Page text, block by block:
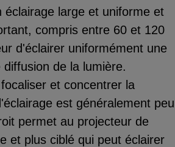
large et uniforme et
compris entre 60 et 120
d'éclairer uniformément une
de la lumière.
et concentrer la
est généralement peu
permet au projecteur de
et plus ciblé qui peut éclairer